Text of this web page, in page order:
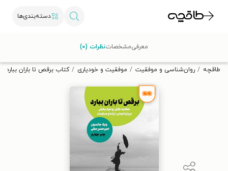
دسته‌بندی‌ها
تخفیف از طاقچه دریافت کن.
طاقچه روان‌شناسی و موفقیت موفقیت و خودیاری کتاب برقص تا باران ببارد
معرفیمشخصاتنظرات (۰)